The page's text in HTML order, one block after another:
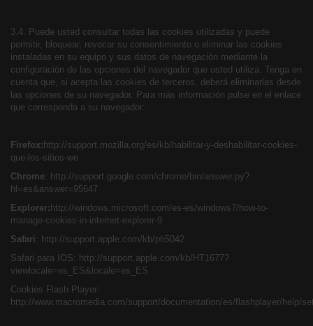
3.4. Puede usted consultar todas las cookies utilizadas y puede
permitir, bloquear, revocar su consentimiento o eliminar las cookies
instaladas en su equipo y sus datos de navegación mediante la
configuración de las opciones del navegador que usted utiliza. Tenga en
cuenta que, si acepta las cookies de terceros, deberá eliminarlas desde
las opciones de su navegador. Para más información pulse en el enlace
que corresponda a su navegador:
Firefox: http://support.mozilla.org/es/kb/habilitar-y-deshabilitar-cookies-
que-los-sitios-we
Chrome: http://support.google.com/chrome/bin/answer.py?
hl=es&answer=95647
Explorer: http://windows.microsoft.com/es-es/windows7/how-to-
manage-cookies-in-internet-explorer-9
Safari: http://support.apple.com/kb/ph5042
Safari para IOS: http://support.apple.com/kb/HT1677?
viewlocale=es_ES&locale=es_ES
Cookies Flash Player:
http://www.macromedia.com/support/documentation/es/flashplayer/help/